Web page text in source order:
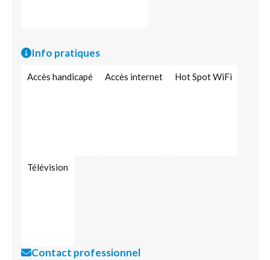
Info pratiques
Accès handicapé Accès internet Hot Spot WiFi
Télévision
Contact professionnel